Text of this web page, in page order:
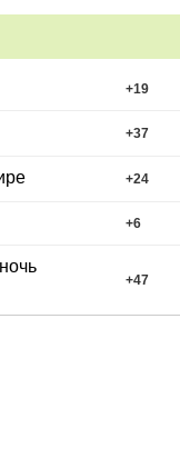
+19
+37
+24
+6
+47